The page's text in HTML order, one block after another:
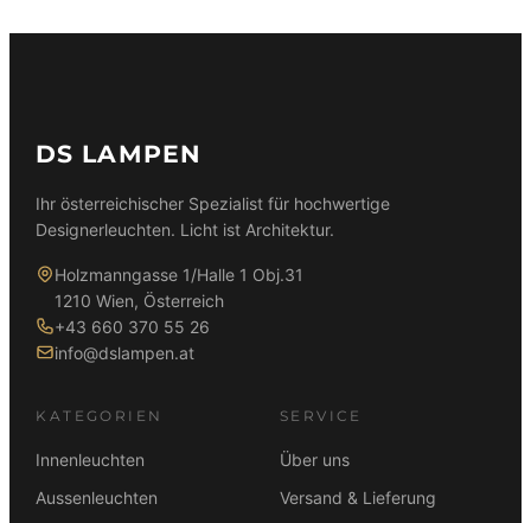
DS LAMPEN
Ihr österreichischer Spezialist für hochwertige
Designerleuchten. Licht ist Architektur.
Holzmanngasse 1/Halle 1 Obj.31
1210 Wien, Österreich
+43 660 370 55 26
info@dslampen.at
KATEGORIEN
Innenleuchten
Aussenleuchten
SERVICE
Über uns
Versand & Lieferung